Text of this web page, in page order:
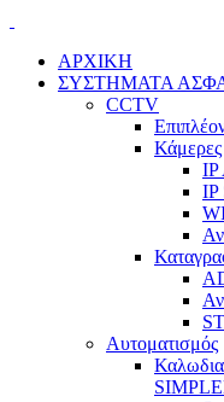
ΑΡΧΙΚΗ
ΣΥΣΤΗΜΑΤΑ
CCTV
Κάμερες
IP
IP
Αυτοματισμός